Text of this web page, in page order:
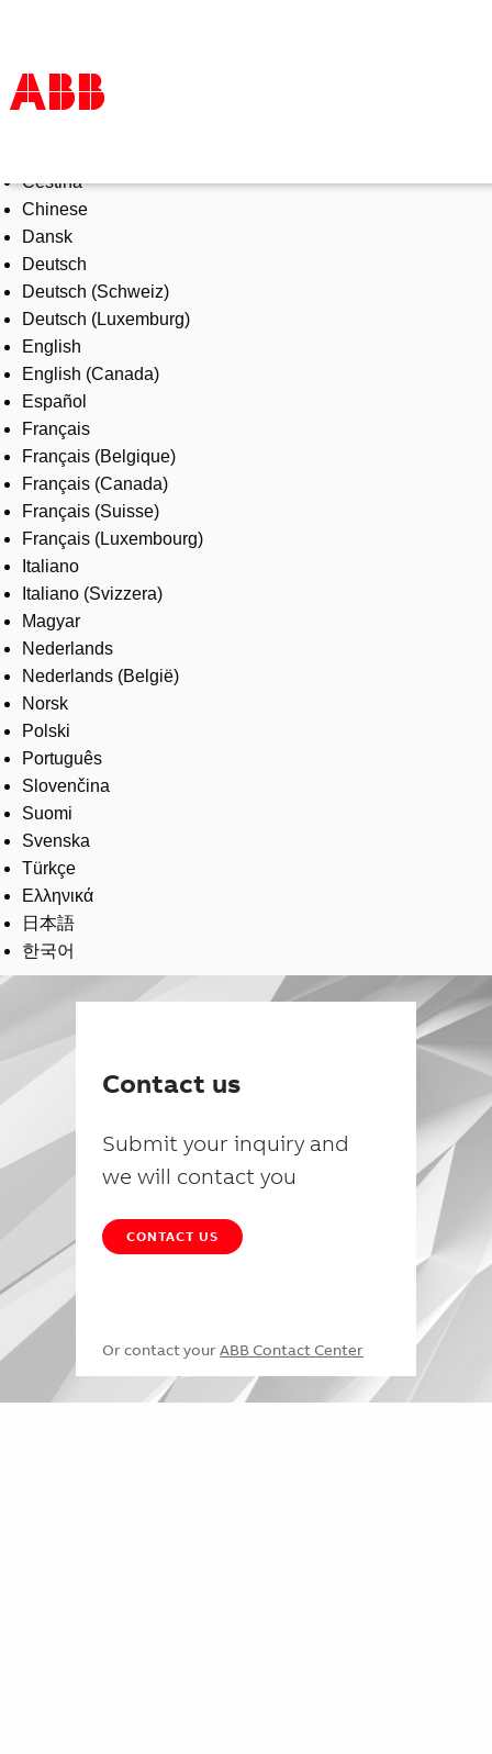
Products & Solutions
Industries
Services
About us
Where to buy
Contact us
Careers
Čeština
Chinese
Dansk
Deutsch
Deutsch (Schweiz)
Deutsch (Luxemburg)
English
English (Canada)
Español
Français
Français (Belgique)
Français (Canada)
Français (Suisse)
Français (Luxembourg)
Italiano
Italiano (Svizzera)
Magyar
Nederlands
Nederlands (België)
Norsk
Polski
Português
Slovenčina
Suomi
Svenska
Türkçe
Ελληνικά
日本語
한국어
Contact us
Submit your inquiry and
we will contact you
CONTACT US
Or contact your ABB Contact Center